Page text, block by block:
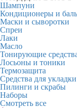
Шампуни
Кондиционеры и
Маски и сыворотки
Спреи
Лаки
Масло
Тонирующие
Лосьоны и тоники
Термозащита
Средства для укладки
Пилинги и скрабы
Наборы
Смотреть все